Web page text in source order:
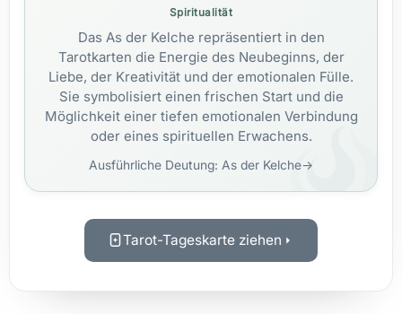
Spiritualität
Das As der Kelche repräsentiert in den
Tarotkarten die Energie des Neubeginns, der
Liebe, der Kreativität und der emotionalen Fülle.
Sie symbolisiert einen frischen Start und die
Möglichkeit einer tiefen emotionalen Verbindung
oder eines spirituellen Erwachens.
Ausführliche Deutung: As der Kelche→
Tarot-Tageskarte ziehen